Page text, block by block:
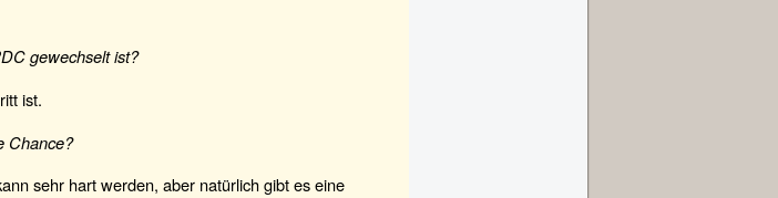
gewechselt ist?
ist.
Chance?
sehr hart werden, aber natürlich gibt es eine